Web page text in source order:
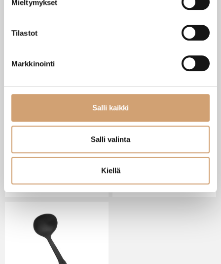
Mieltymykset
Tilastot
Markkinointi
Salli kaikki
Salli valinta
Kiellä
Grunwerg kastikekauha
Heti saatavilla verkkokaupasta
Lue lisää
Grunwerg teräksinen pastakauha
Heti saatavilla verkkokaupasta
16,90 €
Lue lisää